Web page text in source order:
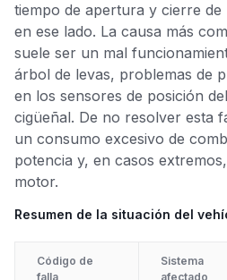
tiempo de apertura y cierre
en ese lado. La causa más
suele ser un mal
árbol de levas, problemas de
en los sensores de posición
cigüeñal. De no resolver esta
un consumo excesivo de
potencia y, en casos
motor.
Resumen de la situación del
Código de
falla
Sistema
afectado